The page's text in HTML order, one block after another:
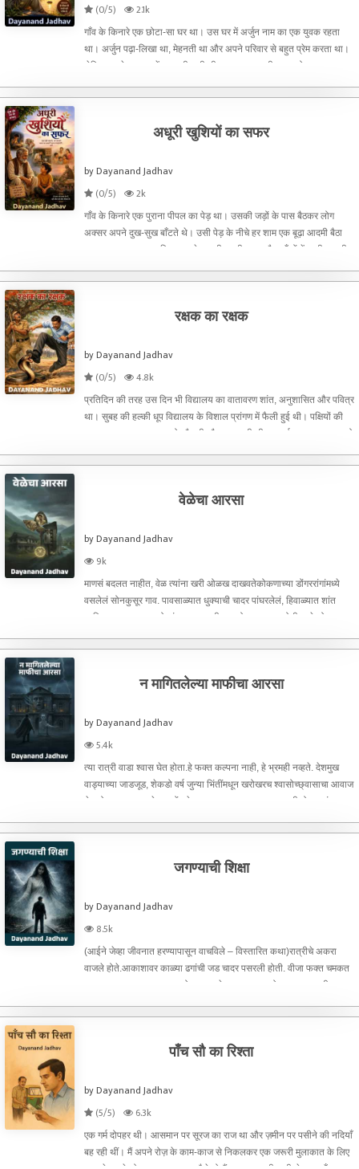
(0/5)
2.1k
गाँव के किनारे एक छोटा-सा घर था। उस घर में अर्जुन नाम का एक युवक रहता
था। अर्जुन पढ़ा-लिखा था, मेहनती था और अपने परिवार से बहुत प्रेम करता था।
लेकिन उसके स्वभाव में एक बड़ी कमी थी—वह बहुत जल्दी गुस्सा हो जाता था।
अधूरी खुशियों का सफर
by Dayanand Jadhav
(0/5)
2k
गाँव के किनारे एक पुराना पीपल का पेड़ था। उसकी जड़ों के पास बैठकर लोग
अक्सर अपने दुख-सुख बाँटते थे। उसी पेड़ के नीचे हर शाम एक बूढ़ा आदमी बैठा
करता था — नाम था हरिराम। सफेद दाढ़ी, झुकी कमर और आँखों में गहरी उदासी।
रक्षक का रक्षक
by Dayanand Jadhav
(0/5)
4.8k
प्रतिदिन की तरह उस दिन भी विद्यालय का वातावरण शांत, अनुशासित और पवित्र
था। सुबह की हल्की धूप विद्यालय के विशाल प्रांगण में फैली हुई थी। पक्षियों की
मधुर चहचहाहट वातावरण को और भी सौम्य बना रही थी। प्रार्थनासभा का समय हो
वेळेचा आरसा
by Dayanand Jadhav
9k
माणसं बदलत नाहीत, वेळ त्यांना खरी ओळख दाखवतेकोकणाच्या डोंगररांगांमध्ये
वसलेलं सोनकुसूर गाव. पावसाळ्यात धुक्याची चादर पांघरलेलं, हिवाळ्यात शांत
आणि उन्हाळ्यात जरा कोरडं—पण गावाची एक ओळख कायम होती. इथे लोक
न मागितलेल्या माफीचा आरसा
by Dayanand Jadhav
5.4k
त्या रात्री वाडा श्वास घेत होता.हे फक्त कल्पना नाही, हे भ्रमही नव्हते. देशमुख
वाड्याच्या जाडजूड, शेकडो वर्ष जुन्या भिंतींमधून खरोखरच श्वासोच्छ्वासाचा आवाज
येत होता—जड, दमलेला, कोंडलेला. जसा एखादा माणूस खूप काही बोलायचं राहून
जगण्याची शिक्षा
by Dayanand Jadhav
8.5k
(आईने जेव्हा जीवनात हरण्यापासून वाचविले – विस्तारित कथा)रात्रीचे अकरा
वाजले होते.आकाशावर काळ्या ढगांची जड चादर पसरली होती. वीजा फक्त चमकत
नव्हत्या—त्या आकाश फाडत होत्या. प्रत्येक कडकडाटासोबत माझ्या छातीत
पाँच सौ का रिश्ता
by Dayanand Jadhav
(5/5)
6.3k
एक गर्म दोपहर थी। आसमान पर सूरज का राज था और ज़मीन पर पसीने की नदियाँ
बह रही थीं। मैं अपने रोज़ के काम-काज से निकलकर एक जरूरी मुलाकात के लिए